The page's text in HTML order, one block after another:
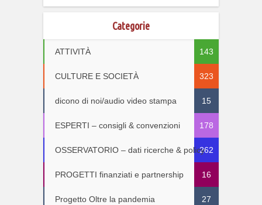
Categorie
ATTIVITÀ 143
CULTURE E SOCIETÀ 323
dicono di noi/audio video stampa 15
ESPERTI – consigli & convenzioni 178
OSSERVATORIO – dati ricerche & policy262
PROGETTI finanziati e partnership 16
Progetto Oltre la pandemia 27